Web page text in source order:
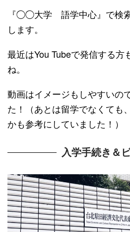
『◯◯大学 語学中心』で検
します。
最近はYou Tubeで発信する方
ね。
動画はイメージもしやすいの
た！（あとは留学でなくても
かも参考にしていました！）
入学手続き＆